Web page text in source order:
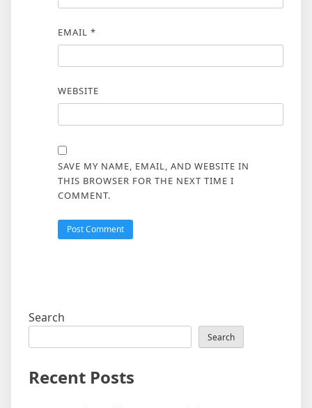
EMAIL *
WEBSITE
SAVE MY NAME, EMAIL, AND WEBSITE IN
THIS BROWSER FOR THE NEXT TIME I
COMMENT.
Search
Search
Recent Posts